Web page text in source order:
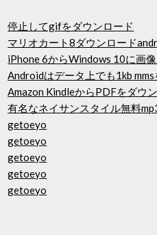
停止してgifをダウンロード
マリオカート8ダウンロード
iPhone 6からWindows 10に画
Androidはデータ上でも1kb
Amazon KindleからPDFをダウ
有名なネイサンスタイル無料
getoeyo
getoeyo
getoeyo
getoeyo
getoeyo